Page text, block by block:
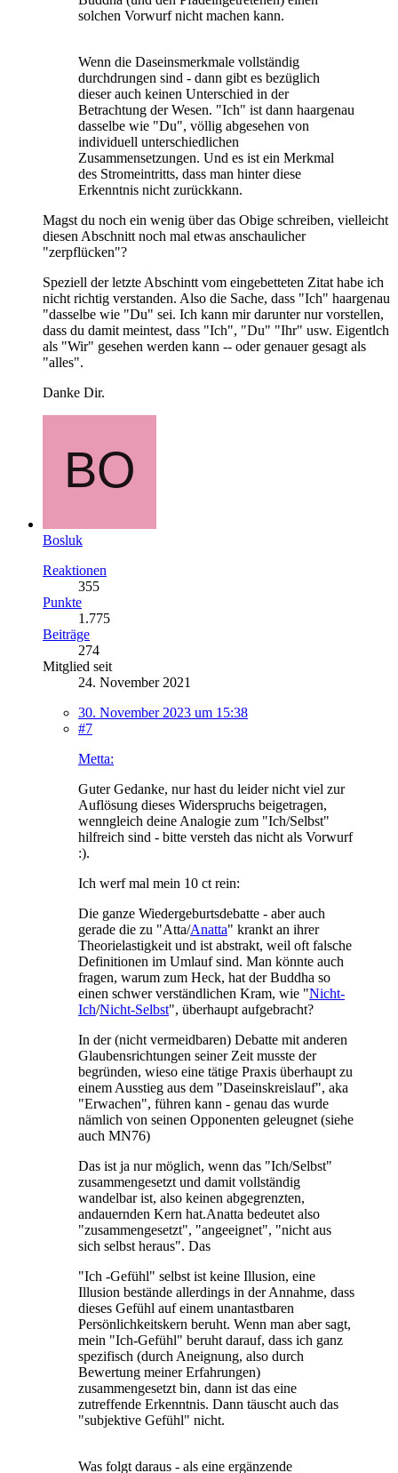
solchen Vorwurf nicht machen kann.
Wenn die Daseinsmerkmale vollständig
durchdrungen sind - dann gibt es bezüglich
dieser auch keinen Unterschied in der
Betrachtung der Wesen. "Ich" ist dann haargenau
dasselbe wie "Du", völlig abgesehen von
individuell unterschiedlichen
Zusammensetzungen. Und es ist ein Merkmal
des Stromeintritts, dass man hinter diese
Erkenntnis nicht zurückkann.
Magst du noch ein wenig über das Obige schreiben, vielleicht
diesen Abschnitt noch mal etwas anschaulicher
"zerpflücken"?
Speziell der letzte Abschintt vom eingebetteten Zitat habe ich
nicht richtig verstanden. Also die Sache, dass "Ich" haargenau
"dasselbe wie "Du" sei. Ich kann mir darunter nur vorstellen,
dass du damit meintest, dass "Ich", "Du" "Ihr" usw. Eigentlch
als "Wir" gesehen werden kann -- oder genauer gesagt als
"alles".
Danke Dir.
Bosluk
Reaktionen
355
Punkte
1.775
Beiträge
274
Mitglied seit
24. November 2021
30. November 2023 um 15:38
#7
Metta:
Guter Gedanke, nur hast du leider nicht viel zur
Auflösung dieses Widerspruchs beigetragen,
wenngleich deine Analogie zum "Ich/Selbst"
hilfreich sind - bitte versteh das nicht als Vorwurf
:).
Ich werf mal mein 10 ct rein:
Die ganze Wiedergeburtsdebatte - aber auch
gerade die zu "Atta/Anatta" krankt an ihrer
Theorielastigkeit und ist abstrakt, weil oft falsche
Definitionen im Umlauf sind. Man könnte auch
fragen, warum zum Heck, hat der Buddha so
einen schwer verständlichen Kram, wie "Nicht-
Ich/Nicht-Selbst", überhaupt aufgebracht?
In der (nicht vermeidbaren) Debatte mit anderen
Glaubensrichtungen seiner Zeit musste der
begründen, wieso eine tätige Praxis überhaupt zu
einem Ausstieg aus dem "Daseinskreislauf", aka
"Erwachen", führen kann - genau das wurde
nämlich von seinen Opponenten geleugnet (siehe
auch MN76)
Das ist ja nur möglich, wenn das "Ich/Selbst"
zusammengesetzt und damit vollständig
wandelbar ist, also keinen abgegrenzten,
andauernden Kern hat.Anatta bedeutet also
"zusammengesetzt", "angeeignet", "nicht aus
sich selbst heraus". Das
"Ich -Gefühl" selbst ist keine Illusion, eine
Illusion bestände allerdings in der Annahme, dass
dieses Gefühl auf einem unantastbaren
Persönlichkeitskern beruht. Wenn man aber sagt,
mein "Ich-Gefühl" beruht darauf, dass ich ganz
spezifisch (durch Aneignung, also durch
Bewertung meiner Erfahrungen)
zusammengesetzt bin, dann ist das eine
zutreffende Erkenntnis. Dann täuscht auch das
"subjektive Gefühl" nicht.
Was folgt daraus - als eine ergänzende